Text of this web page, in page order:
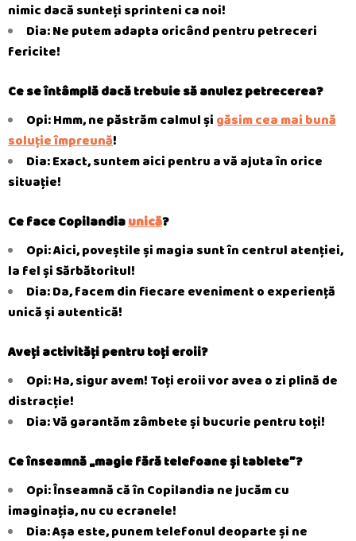
nimic dacă sunteți sprinteni ca noi!
Dia: Ne putem adapta oricând pentru petreceri
fericite!
Ce se întâmplă dacă trebuie să anulez petrecerea?
Opi: Hmm, ne păstrăm calmul și găsim cea mai bună
soluție împreună!
Dia: Exact, suntem aici pentru a vă ajuta în orice
situație!
Ce face Copilandiaunică?
Opi: Aici, poveștile și magia sunt în centrul atenției,
la fel și Sărbătoritul!
Dia: Da, facem din fiecare eveniment o experiență
unică și autentică!
Aveți activități pentru toți eroii?
Opi: Ha, sigur avem! Toți eroii vor avea o zi plină de
distracție!
Dia: Vă garantăm zâmbete și bucurie pentru toți!
Ce înseamnă „magie fără telefoane și tablete”?
Opi: Înseamnă că în Copilandia ne jucăm cu
imaginația, nu cu ecranele!
Dia: Așa este, punem telefonul deoparte și ne